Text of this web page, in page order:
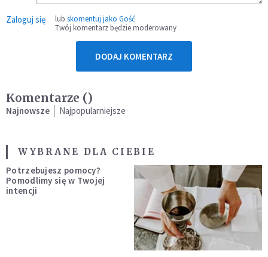
Zaloguj się lub skomentuj jako Gość
Twój komentarz będzie moderowany
DODAJ KOMENTARZ
Komentarze ()
Najnowsze Najpopularniejsze
WYBRANE DLA CIEBIE
Potrzebujesz pomocy?
Pomodlimy się w Twojej
intencji